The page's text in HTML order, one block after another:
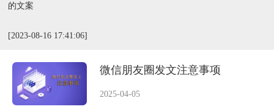
的文案
[2023-08-16 17:41:06]
微信朋友圈发文注意事项
2025-04-05